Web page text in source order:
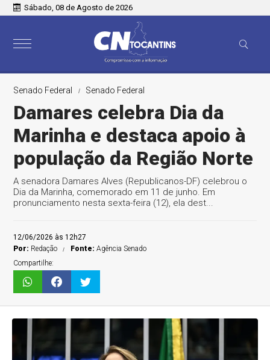
Sábado, 08 de Agosto de 2026
Senado Federal Senado Federal
Damares celebra Dia da
Marinha e destaca apoio à
população da Região Norte
A senadora Damares Alves (Republicanos-DF) celebrou o
Dia da Marinha, comemorado em 11 de junho. Em
pronunciamento nesta sexta-feira (12), ela dest...
12/06/2026 às 12h27
Por: Redação Fonte:Agência Senado
Compartilhe: